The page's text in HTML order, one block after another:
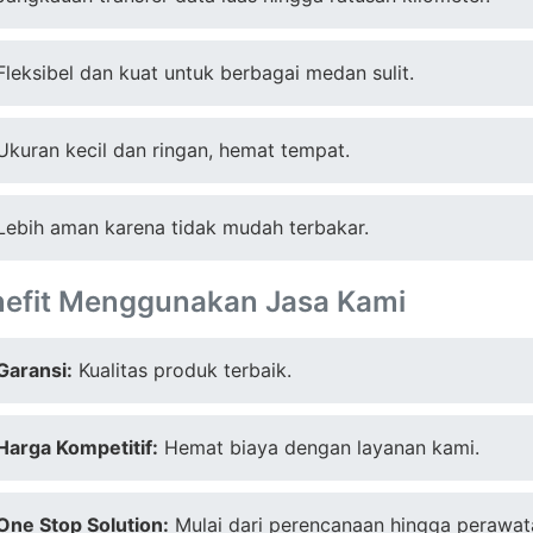
dan kuat untuk berbagai medan sulit.
kecil dan ringan, hemat tempat.
aman karena tidak mudah terbakar.
Menggunakan Jasa Kami
Kualitas produk terbaik.
Kompetitif: Hemat biaya dengan layanan kami.
Stop Solution: Mulai dari perencanaan hingga